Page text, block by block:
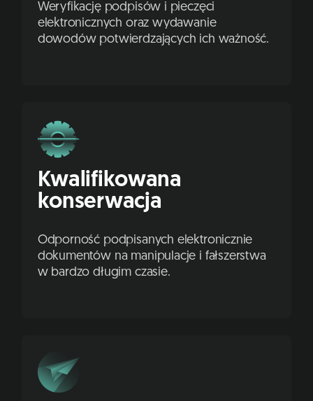
Weryfikację podpisów i pieczęci
elektronicznych oraz wydawanie
dowodów potwierdzających ich ważność.
Kwalifikowana
konserwacja
Odporność podpisanych elektronicznie
dokumentów na manipulacje i fałszerstwa
w bardzo długim czasie.